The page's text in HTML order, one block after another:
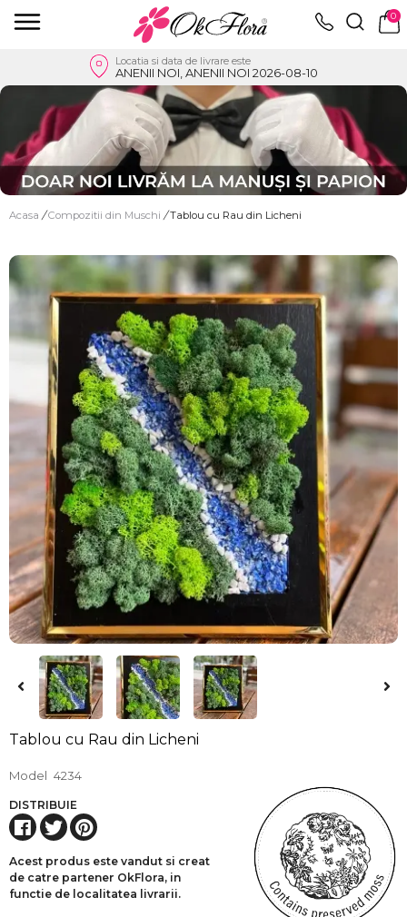
0
Locatia si data de livrare este
ANENII NOI, ANENII NOI 2026-08-10
Acasa / Compozitii din Muschi / Tablou cu Rau din Licheni
Tablou cu Rau din Licheni
Model 4234
DISTRIBUIE
Acest produs este vandut si creat
de catre partener OkFlora, in
functie de localitatea livrarii.